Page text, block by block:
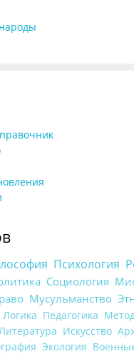
Психология
Социология
Мусульманство
Логика Педагогика
Литература Искусство
Экология